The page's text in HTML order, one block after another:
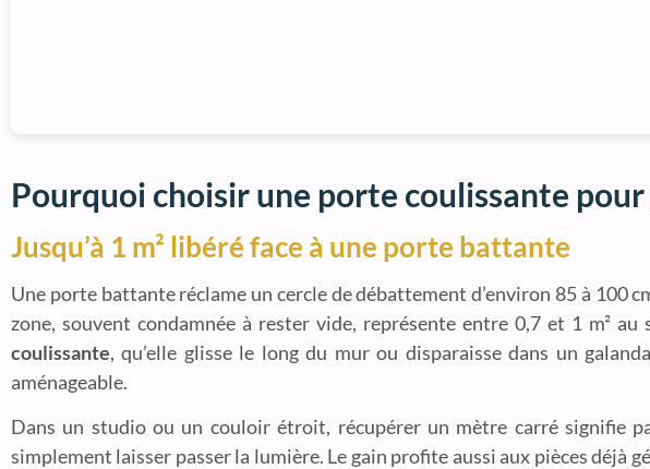
Pourquoi choisir une porte coulissante pour
Jusqu’à 1 m² libéré face à une porte battante
Une porte battante réclame un cercle de débattement d’environ 85 à 100
zone, souvent condamnée à rester vide, représente entre 0,7 et 1 m²
coulissante, qu’elle glisse le long du mur ou disparaisse dans un
aménageable.
Dans un studio ou un couloir étroit, récupérer un mètre carré signifie
simplement laisser passer la lumière. Le gain profite aussi aux pièces déjà